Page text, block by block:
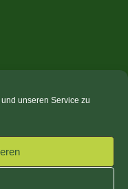
unseren Service zu